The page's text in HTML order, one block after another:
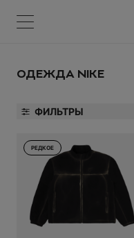
ОДЕЖДА NIKE
ФИЛЬТРЫ
РЕДКОЕ
Меню
Меню